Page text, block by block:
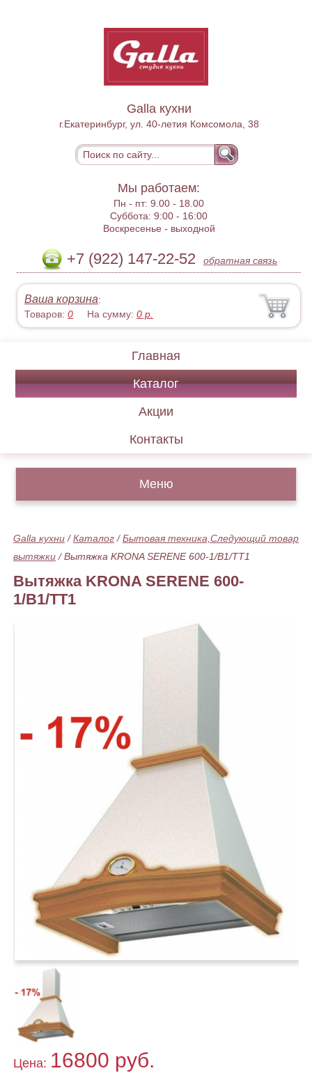
Galla кухни
г.Екатеринбург, ул. 40-летия Комсомола, 38
Мы работаем:
Пн - пт:9.00 - 18.00
Суббота:9:00 - 16:00
Воскресенье - выходной
+7 (922) 147-22-52 обратная связь
Ваша корзина:
Товаров:0 На сумму:0 р.
Главная
Каталог
Акции
Контакты
Меню
Следующий товар
Galla кухни /Каталог /Бытовая техника,
вытяжки /Вытяжка KRONA SERENE 600-1/B1/TT1
Вытяжка KRONA SERENE 600-
1/B1/TT1
Цена: 16800 руб.